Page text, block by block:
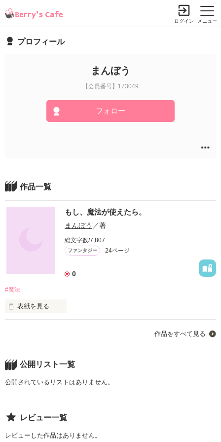
メニュー
ログイン
プロフィール
まんぼう
【会員番号】173049
フォロー
作品一覧
もし、魔法が使えたら。
まんぼう ／著
総文字数/7,807
ファンタジー 24ページ
0
#魔法
表紙を見る
平凡な人生を送る大学生の前に突然「緑のおっさん」が現れ
た!!
作品をすべて見る
公開リスト一覧
公開されているリストはありません。
レビュー一覧
レビューした作品はありません。